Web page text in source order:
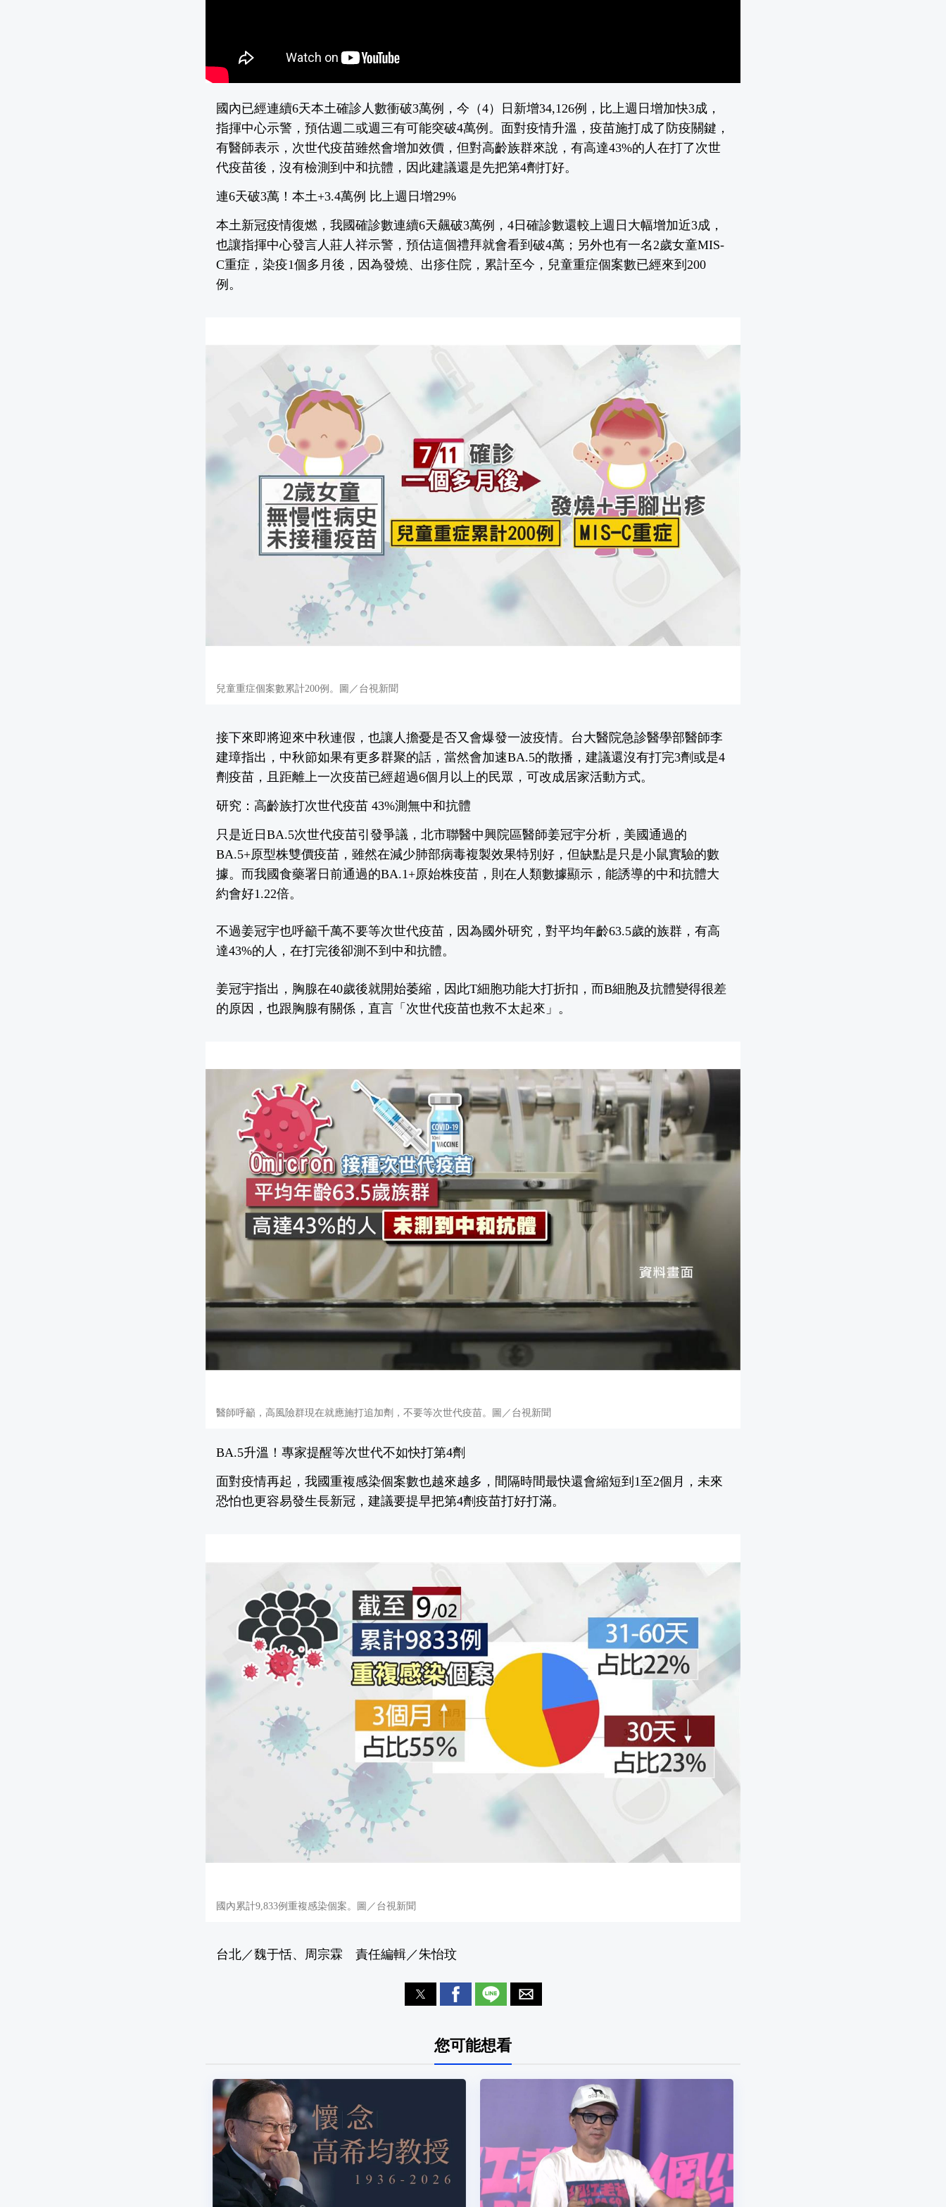
國內已經連續6天本土確診人數衝破3萬例，今（4）日新增34,126例，比上週日增加快3成，
指揮中心示警，預估週二或週三有可能突破4萬例。面對疫情升溫，疫苗施打成了防疫關鍵，
有醫師表示，次世代疫苗雖然會增加效價，但對高齡族群來說，有高達43%的人在打了次世
代疫苗後，沒有檢測到中和抗體，因此建議還是先把第4劑打好。
連6天破3萬！本土+3.4萬例 比上週日增29%
本土新冠疫情復燃，我國確診數連續6天飆破3萬例，4日確診數還較上週日大幅增加近3成，
也讓指揮中心發言人莊人祥示警，預估這個禮拜就會看到破4萬；另外也有一名2歲女童MIS-
C重症，染疫1個多月後，因為發燒、出疹住院，累計至今，兒童重症個案數已經來到200
例。
兒童重症個案數累計200例。圖／台視新聞
接下來即將迎來中秋連假，也讓人擔憂是否又會爆發一波疫情。台大醫院急診醫學部醫師李
建璋指出，中秋節如果有更多群聚的話，當然會加速BA.5的散播，建議還沒有打完3劑或是4
劑疫苗，且距離上一次疫苗已經超過6個月以上的民眾，可改成居家活動方式。
研究：高齡族打次世代疫苗 43%測無中和抗體
只是近日BA.5次世代疫苗引發爭議，北市聯醫中興院區醫師姜冠宇分析，美國通過的
BA.5+原型株雙價疫苗，雖然在減少肺部病毒複製效果特別好，但缺點是只是小鼠實驗的數
據。而我國食藥署日前通過的BA.1+原始株疫苗，則在人類數據顯示，能誘導的中和抗體大
約會好1.22倍。
不過姜冠宇也呼籲千萬不要等次世代疫苗，因為國外研究，對平均年齡63.5歲的族群，有高
達43%的人，在打完後卻測不到中和抗體。
姜冠宇指出，胸腺在40歲後就開始萎縮，因此T細胞功能大打折扣，而B細胞及抗體變得很差
的原因，也跟胸腺有關係，直言「次世代疫苗也救不太起來」。
醫師呼籲，高風險群現在就應施打追加劑，不要等次世代疫苗。圖／台視新聞
BA.5升溫！專家提醒等次世代不如快打第4劑
面對疫情再起，我國重複感染個案數也越來越多，間隔時間最快還會縮短到1至2個月，未來
恐怕也更容易發生長新冠，建議要提早把第4劑疫苗打好打滿。
國內累計9,833例重複感染個案。圖／台視新聞
台北／魏于恬、周宗霖 責任編輯／朱怡玟
您可能想看